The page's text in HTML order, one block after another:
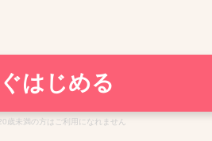
はじめる
歳未満の方はご利用になれません